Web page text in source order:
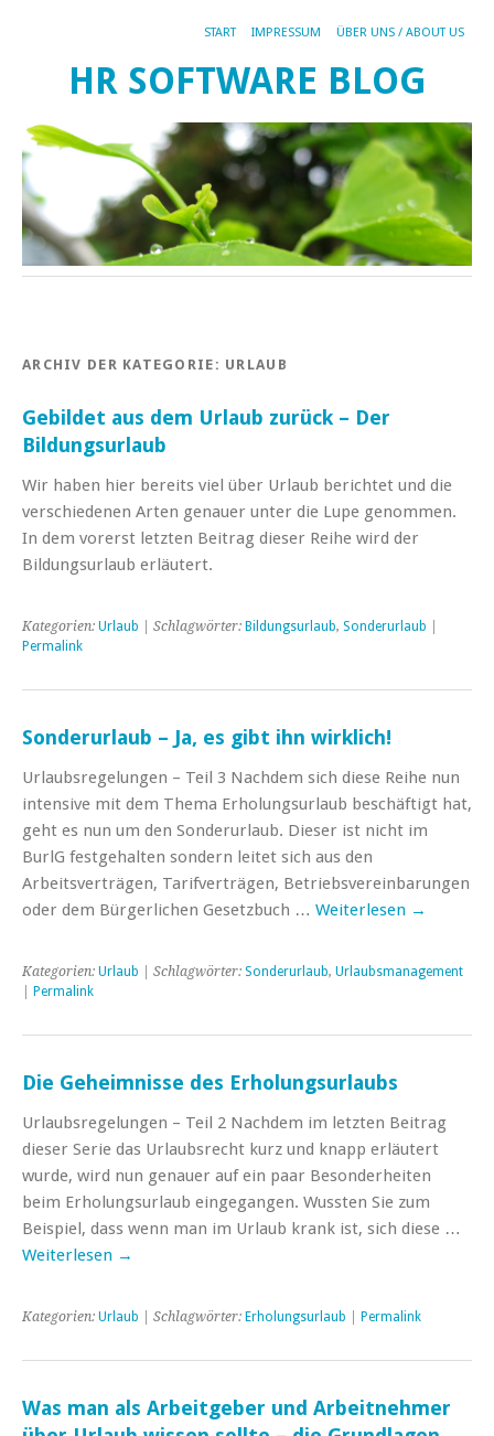
START IMPRESSUM ÜBER UNS / ABOUT US
HR SOFTWARE BLOG
ARCHIV DER KATEGORIE: URLAUB
Gebildet aus dem Urlaub zurück – Der
Bildungsurlaub
Wir haben hier bereits viel über Urlaub berichtet und die
verschiedenen Arten genauer unter die Lupe genommen.
In dem vorerst letzten Beitrag dieser Reihe wird der
Bildungsurlaub erläutert.
Kategorien: Urlaub | Schlagwörter: Bildungsurlaub, Sonderurlaub
Permalink
Sonderurlaub – Ja, es gibt ihn wirklich!
Urlaubsregelungen – Teil 3 Nachdem sich diese Reihe nun
intensive mit dem Thema Erholungsurlaub beschäftigt hat,
geht es nun um den Sonderurlaub. Dieser ist nicht im
BurlG festgehalten sondern leitet sich aus den
Arbeitsverträgen, Tarifverträgen, Betriebsvereinbarungen
oder dem Bürgerlichen Gesetzbuch … Weiterlesen →
Kategorien: Urlaub | Schlagwörter: Sonderurlaub, Urlaubsmanagement
Permalink
Die Geheimnisse des Erholungsurlaubs
Urlaubsregelungen – Teil 2 Nachdem im letzten Beitrag
dieser Serie das Urlaubsrecht kurz und knapp erläutert
wurde, wird nun genauer auf ein paar Besonderheiten
beim Erholungsurlaub eingegangen. Wussten Sie zum
Beispiel, dass wenn man im Urlaub krank ist, sich diese …
Weiterlesen →
Kategorien: Urlaub | Schlagwörter: Erholungsurlaub Permalink
Was man als Arbeitgeber und Arbeitnehmer